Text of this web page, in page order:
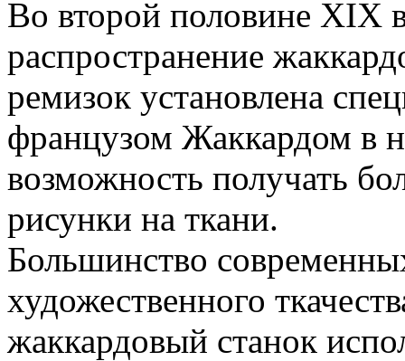
Во второй половине XIX
распространение
ремизок установлена
французом Жаккардом в
возможность получать
рисунки на ткани.
Большинство
художественного
жаккардовый станок